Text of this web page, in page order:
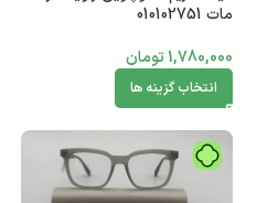
مات 010102751
1,780,000تومان
انتخاب گزینه ها